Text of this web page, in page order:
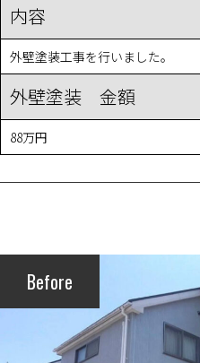
内容
外壁塗装工事を行いました。
外壁塗装 金額
88万円
Before